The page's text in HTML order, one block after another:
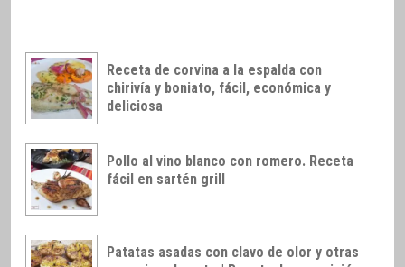
Receta de corvina a la espalda con
chirivía y boniato, fácil, económica y
deliciosa
Pollo al vino blanco con romero. Receta
fácil en sartén grill
Patatas asadas con clavo de olor y otras